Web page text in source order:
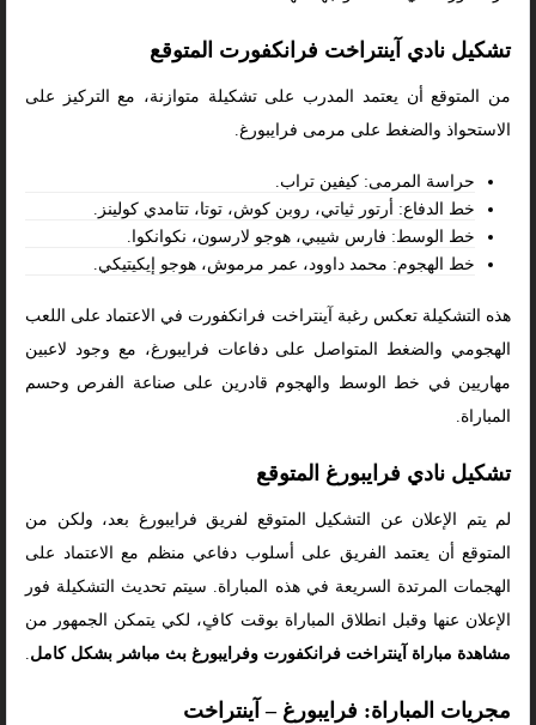
تشكيل نادي آينتراخت فرانكفورت المتوقع
من المتوقع أن يعتمد المدرب على تشكيلة متوازنة، مع التركيز على
الاستحواذ والضغط على مرمى فرايبورغ.
حراسة المرمى: كيفين تراب.
خط الدفاع: أرتور ثياتي، روبن كوش، توتا، تتامدي كولينز.
خط الوسط: فارس شيبي، هوجو لارسون، نكوانكوا.
خط الهجوم: محمد داوود، عمر مرموش، هوجو إيكيتيكي.
هذه التشكيلة تعكس رغبة آينتراخت فرانكفورت في الاعتماد على اللعب
الهجومي والضغط المتواصل على دفاعات فرايبورغ، مع وجود لاعبين
مهاريين في خط الوسط والهجوم قادرين على صناعة الفرص وحسم
المباراة.
تشكيل نادي فرايبورغ المتوقع
لم يتم الإعلان عن التشكيل المتوقع لفريق فرايبورغ بعد، ولكن من
المتوقع أن يعتمد الفريق على أسلوب دفاعي منظم مع الاعتماد على
الهجمات المرتدة السريعة في هذه المباراة. سيتم تحديث التشكيلة فور
الإعلان عنها وقبل انطلاق المباراة بوقت كافٍ، لكي يتمكن الجمهور من
مشاهدة مباراة آينتراخت فرانكفورت وفرايبورغ بث مباشر بشكل كامل.
مجريات المباراة: فرايبورغ – آينتراخت